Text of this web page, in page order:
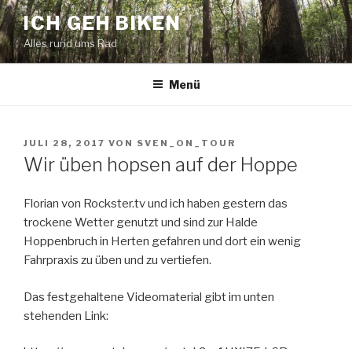
Zum
Inhalt
springen
ICH GEH BIKEN
Alles rund ums Rad
Menü
VERÖFFENTLICHT
AM
JULI 28, 2017 VON SVEN_ON_TOUR
Wir üben hopsen auf der Hoppe
Florian von Rockster.tv und ich haben gestern das
trockene Wetter genutzt und sind zur Halde
Hoppenbruch in Herten gefahren und dort ein wenig
Fahrpraxis zu üben und zu vertiefen.
Das festgehaltene Videomaterial gibt im unten
stehenden Link: